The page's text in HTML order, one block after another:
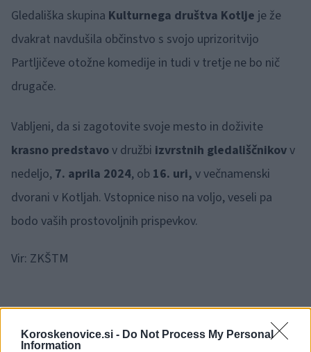
Koroskenovice.si - Do Not Process My Personal
Information
Gledališka skupina Kulturnega društva Kotlje je že
dvakrat navdušila občinstvo s svojo uprizoritvijo
Partljičeve otožne komedije in tudi v tretje ne bo nič
drugače.
Vabljeni, da si zagotovite svoje mesto in doživite
krasno predstavov družbi izvrstnih gledališčnikovv
nedeljo, 7. aprila 2024, ob 16. uri, v večnamenski
dvorani v Kotljah. Vstopnice niso na voljo, veseli pa
bodo vaših prostovoljnih prispevkov.
Vir: ZKŠTM